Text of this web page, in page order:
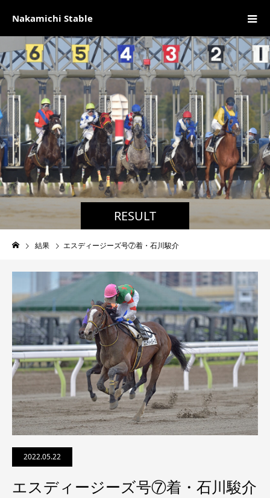
Nakamichi Stable
RESULT
結果 エスディージーズ号⑦着・石川駿介
2022.05.22
エスディージーズ号⑦着・石川駿介